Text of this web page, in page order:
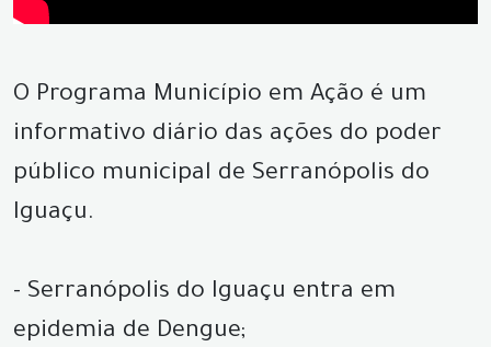
O Programa Município em Ação é um
informativo diário das ações do poder
público municipal de Serranópolis do
Iguaçu.
- Serranópolis do Iguaçu entra em
epidemia de Dengue;